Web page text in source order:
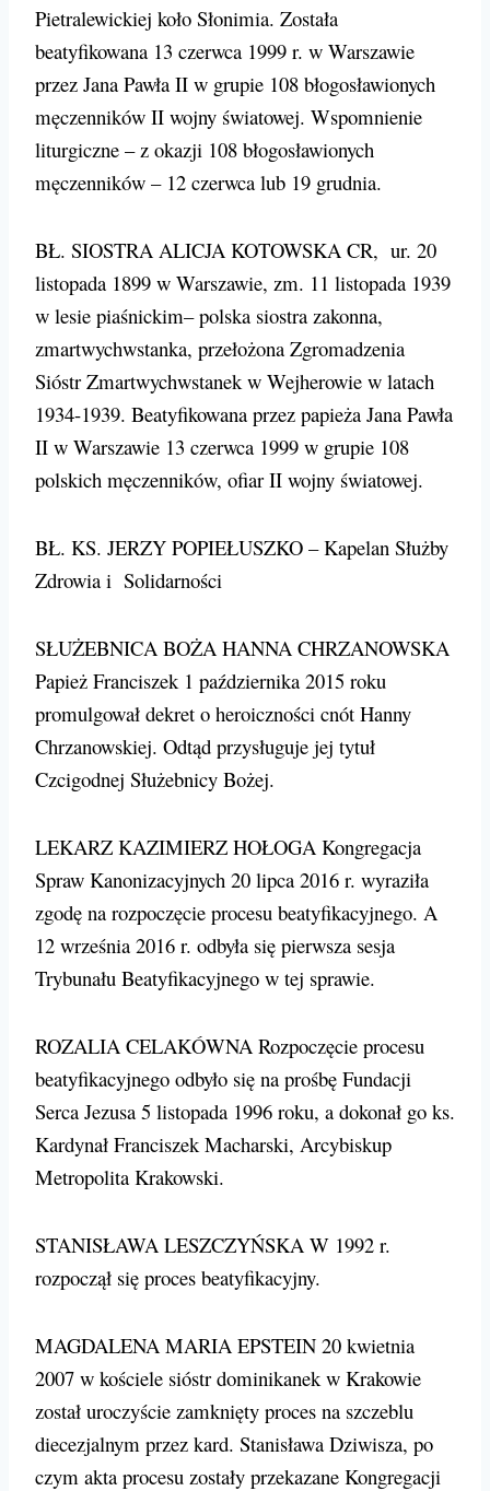
Pietralewickiej koło Słonimia. Została
beatyfikowana 13 czerwca 1999 r. w Warszawie
przez Jana Pawła II w grupie 108 błogosławionych
męczenników II wojny światowej. Wspomnienie
liturgiczne – z okazji 108 błogosławionych
męczenników – 12 czerwca lub 19 grudnia.
BŁ. SIOSTRA ALICJA KOTOWSKA CR, ur. 20
listopada 1899 w Warszawie, zm. 11 listopada 1939
w lesie piaśnickim– polska siostra zakonna,
zmartwychwstanka, przełożona Zgromadzenia
Sióstr Zmartwychwstanek w Wejherowie w latach
1934-1939. Beatyfikowana przez papieża Jana Pawła
II w Warszawie 13 czerwca 1999 w grupie 108
polskich męczenników, ofiar II wojny światowej.
BŁ. KS. JERZY POPIEŁUSZKO – Kapelan Służby
Zdrowia i Solidarności
SŁUŻEBNICA BOŻA HANNA CHRZANOWSKA
Papież Franciszek 1 października 2015 roku
promulgował dekret o heroiczności cnót Hanny
Chrzanowskiej. Odtąd przysługuje jej tytuł
Czcigodnej Służebnicy Bożej.
LEKARZ KAZIMIERZ HOŁOGA Kongregacja
Spraw Kanonizacyjnych 20 lipca 2016 r. wyraziła
zgodę na rozpoczęcie procesu beatyfikacyjnego. A
12 września 2016 r. odbyła się pierwsza sesja
Trybunału Beatyfikacyjnego w tej sprawie.
ROZALIA CELAKÓWNA Rozpoczęcie procesu
beatyfikacyjnego odbyło się na prośbę Fundacji
Serca Jezusa 5 listopada 1996 roku, a dokonał go ks.
Kardynał Franciszek Macharski, Arcybiskup
Metropolita Krakowski.
STANISŁAWA LESZCZYŃSKA W 1992 r.
rozpoczął się proces beatyfikacyjny.
MAGDALENA MARIA EPSTEIN 20 kwietnia
2007 w kościele sióstr dominikanek w Krakowie
został uroczyście zamknięty proces na szczeblu
diecezjalnym przez kard. Stanisława Dziwisza, po
czym akta procesu zostały przekazane Kongregacji